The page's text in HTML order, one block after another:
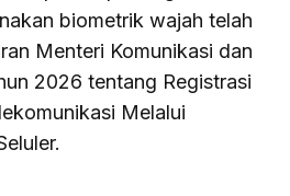
biometrik wajah telah
Menteri Komunikasi dan
2026 tentang Registrasi
Melalui